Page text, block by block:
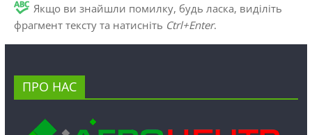
Якщо ви знайшли помилку, будь ласка, виділіть
фрагмент тексту та натисніть Ctrl+Enter.
ПРО НАС